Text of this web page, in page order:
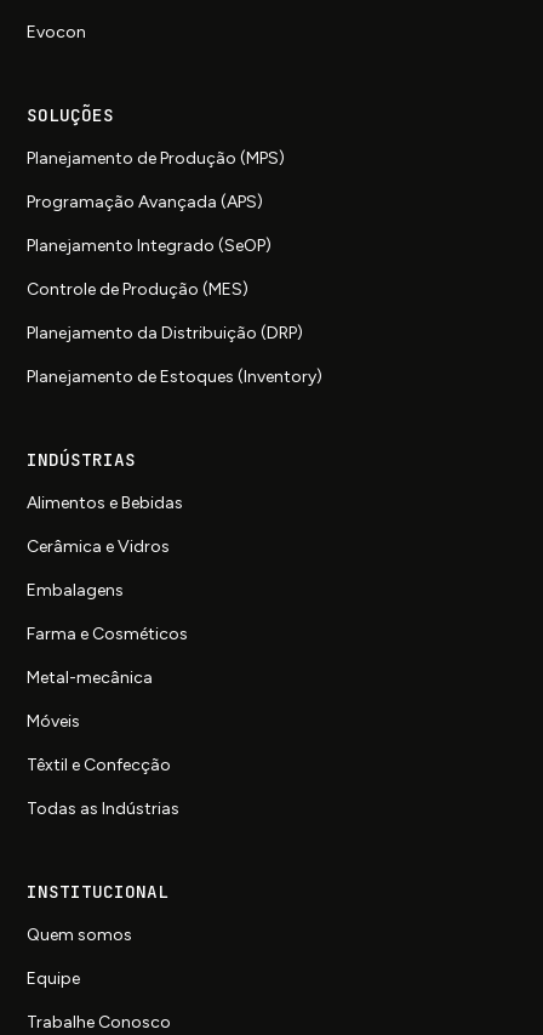
Evocon
SOLUÇÕES
Planejamento de Produção (MPS)
Programação Avançada (APS)
Planejamento Integrado (SeOP)
Controle de Produção (MES)
Planejamento da Distribuição (DRP)
Planejamento de Estoques (Inventory)
INDÚSTRIAS
Alimentos e Bebidas
Cerâmica e Vidros
Embalagens
Farma e Cosméticos
Metal-mecânica
Móveis
Têxtil e Confecção
Todas as Indústrias
INSTITUCIONAL
Quem somos
Equipe
Trabalhe Conosco